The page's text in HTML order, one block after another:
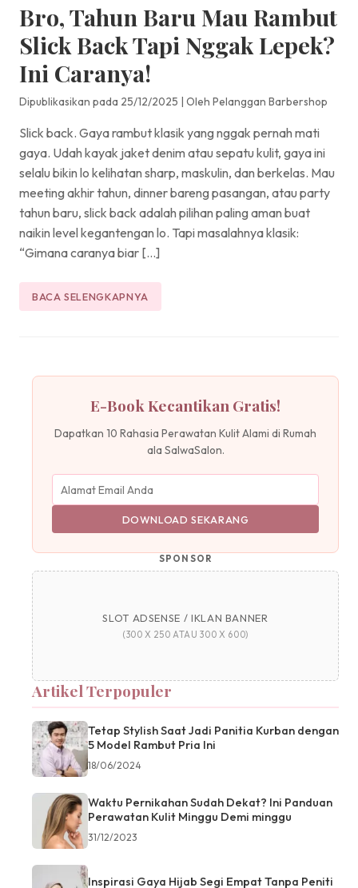
Bro, Tahun Baru Mau Rambut
Slick Back Tapi Nggak Lepek?
Ini Caranya!
Dipublikasikan pada 25/12/2025 | Oleh Pelanggan Barbershop
Slick back. Gaya rambut klasik yang nggak pernah mati
gaya. Udah kayak jaket denim atau sepatu kulit, gaya ini
selalu bikin lo kelihatan sharp, maskulin, dan berkelas. Mau
meeting akhir tahun, dinner bareng pasangan, atau party
tahun baru, slick back adalah pilihan paling aman buat
naikin level kegantengan lo. Tapi masalahnya klasik:
“Gimana caranya biar […]
BACA SELENGKAPNYA
E-Book Kecantikan Gratis!
Dapatkan 10 Rahasia Perawatan Kulit Alami di Rumah
ala SalwaSalon.
DOWNLOAD SEKARANG
SPONSOR
SLOT ADSENSE / IKLAN BANNER
(300 X 250 ATAU 300 X 600)
Artikel Terpopuler
Tetap Stylish Saat Jadi Panitia Kurban dengan
5 Model Rambut Pria Ini
18/06/2024
Waktu Pernikahan Sudah Dekat? Ini Panduan
Perawatan Kulit Minggu Demi minggu
31/12/2023
Inspirasi Gaya Hijab Segi Empat Tanpa Peniti